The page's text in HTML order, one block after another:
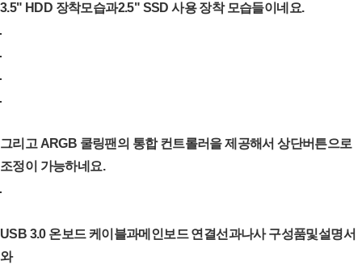
3.5" HDD 장착모습과2.5" SSD 사용 장착 모습들이네요.
그리고 ARGB 쿨링팬의 통합 컨트롤러을 제공해서 상단버튼으로
조정이 가능하네요.
USB 3.0 온보드 케이블과메인보드 연결선과나사 구성품및설명서
와